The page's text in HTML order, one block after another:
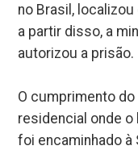
no Brasil,
a partir disso, a
autorizou a prisão.
O cumprimento
residencial onde o
foi encaminhado à